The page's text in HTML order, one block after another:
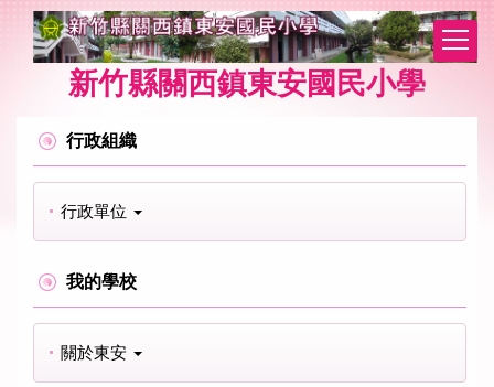
新竹縣關西鎮東安國民小學
行政組織
行政單位
我的學校
關於東安